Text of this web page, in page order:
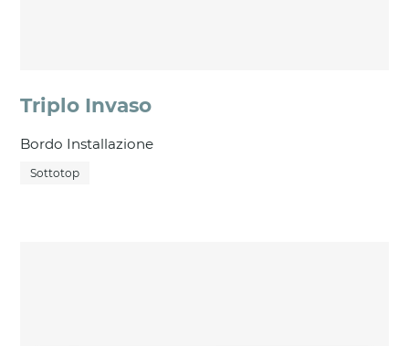
Triplo Invaso
Bordo Installazione
Sottotop